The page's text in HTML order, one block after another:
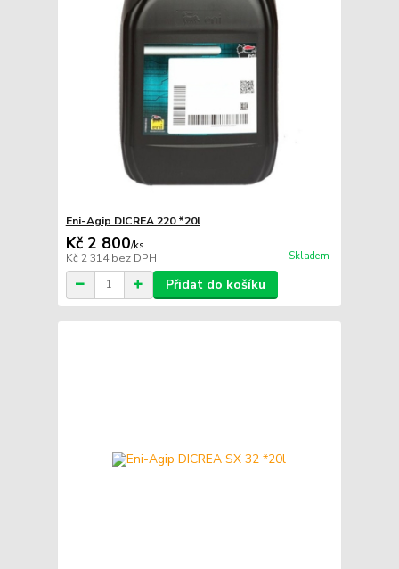
Eni-Agip DICREA 220 *20l
Kč 2 800/ks
Kč 2 314bez DPH Skladem
Přidat do košíku